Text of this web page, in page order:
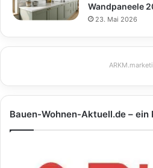
Wandpaneele
23. Mai 2026
Bauen-Wohnen-Aktuell.de – ein